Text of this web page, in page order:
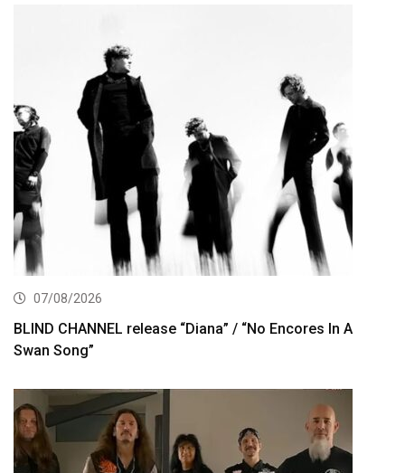
07/08/2026
BLIND CHANNEL release “Diana” / “No Encores In A
Swan Song”